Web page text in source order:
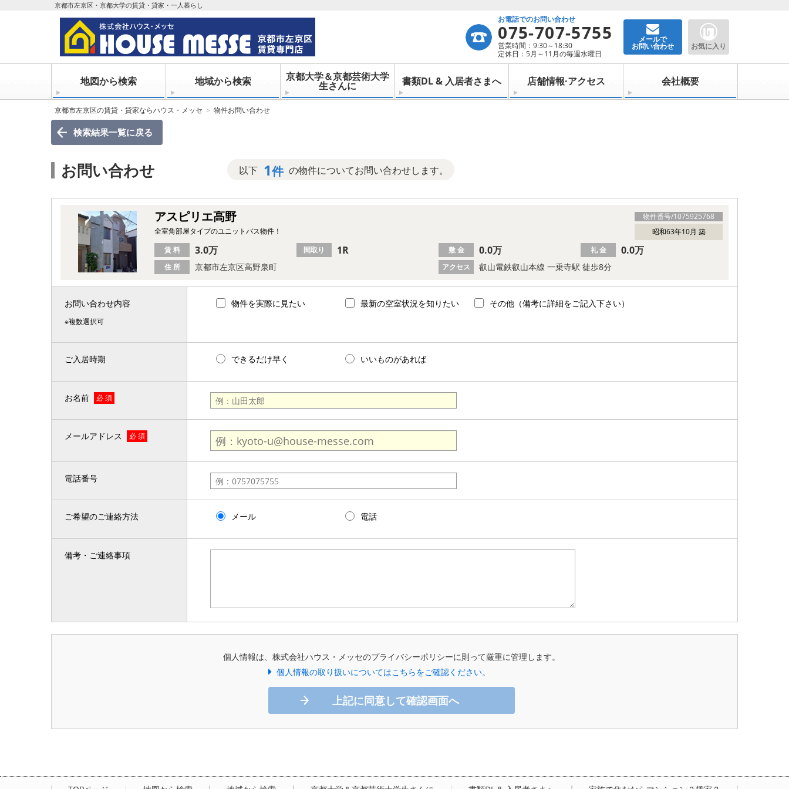
京都市左京区・京都大学の賃貸・貸家・一人暮らし
お電話でのお問い合わせ
075-707-5755
営業時間：9:30～18:30
定休日：5月～11月の毎週水曜日
メールで
お問い合わせ お気に入り
地図から検索 地域から検索 京都大学＆京都芸術大学
生さんに 書類DL & 入居者さまへ 店舗情報·アクセス 会社概要
京都市左京区の賃貸・貸家ならハウス・メッセ 物件お問い合わせ
検索結果一覧に戻る
お問い合わせ 以下 1件 の物件についてお問い合わせします。
物件番号/1075925768
アスピリエ高野
昭和63年10月 築
全室角部屋タイプのユニットバス物件！
住 所 京都市左京区高野泉町 アクセス 叡山電鉄叡山本線 一乗寺駅 徒歩8分
賃 料 3.0万 間取り 1R 敷 金 0.0万 礼 金 0.0万
お問い合わせ内容
※複数選択可
物件を実際に見たい 最新の空室状況を知りたい その他（備考に詳細をご記入下さい）
ご入居時期 できるだけ早く いいものがあれば
お名前 必 須
メールアドレス 必 須
電話番号
ご希望のご連絡方法 メール 電話
備考・ご連絡事項
個人情報は、株式会社ハウス・メッセのプライバシーポリシーに則って厳重に管理します。
個人情報の取り扱いについてはこちらをご確認ください。
上記に同意して確認画面へ